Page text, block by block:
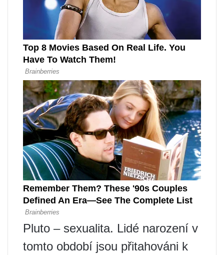
Pluto – sexualita. Lidé narození v
tomto období jsou přitahováni k